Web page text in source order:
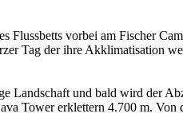
Flussbetts vorbei am Fischer
Tag der ihre Akklimatisation
und bald wird der
Tower erklettern 4.700 m.